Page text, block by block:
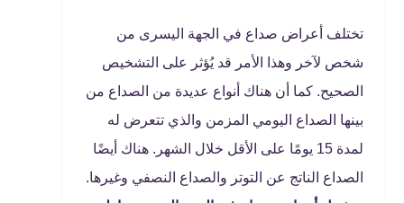
تختلف أعراض صداع في الجهة اليسرى من
شخص لآخر وهذا الأمر قد يُؤثر على التشخيص
الصحيح. كما أن هناك أنواع عديدة من الصداع من
بينها الصداع اليومي المزمن والذي تتعرض له
لمدة 15 يومًا على الأقل خلال الشهر. هناك أيضًا
الصداع الناتج عن التوتر والصداع النصفي وغيرها.